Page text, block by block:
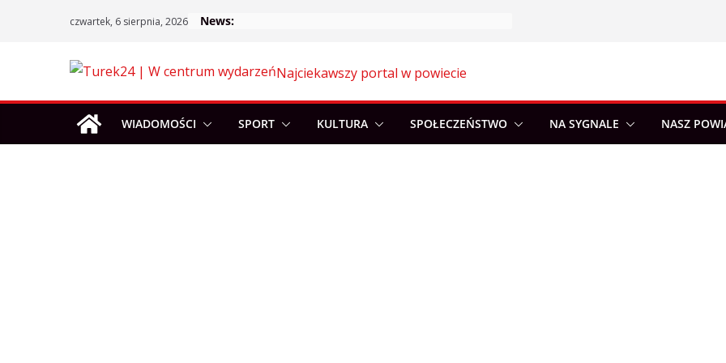
czwartek, 6 sierpnia, 2026 News:
Najciekawszy portal w powiecie
WIADOMOŚCI SPORT KULTURA SPOŁECZEŃSTWO NA SYGNALE NASZ